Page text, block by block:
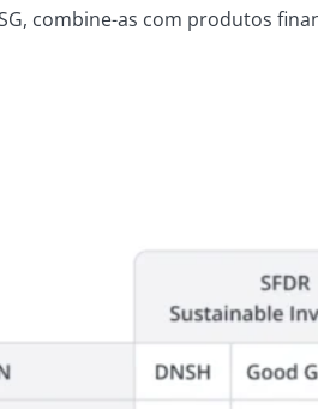
combine-as com produtos